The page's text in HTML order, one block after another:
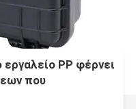
PP φέρνει
που
+75°C